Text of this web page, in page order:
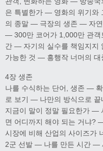
은 특별한가 — 영화의 위기
의 종말 — 극장의 생존 — 자연
— 300만 코어가 1,000만 관
간 — 자기의 실수를 책임지지
가능한 것 — 흥행작 너머의
4장 생존
나를 수식하는 단어, 생존 —
로 보기 — 나만의 방식으로
지금이 말이 정말 필요한가 —
면 어디까지 해야 되는 거냐?
시장에 비해 산업의 사이즈
2군 선발 — 나를 만든 시간 —